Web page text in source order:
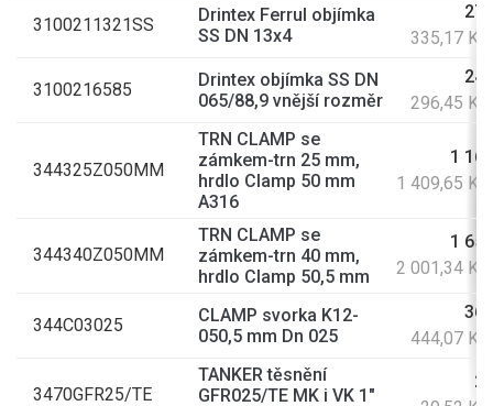
3100211321SS
Drintex Ferrul objímka
SS DN 13x4
335,17 Kč
3100216585
Drintex objímka SS DN
065/88,9 vnější rozměr
296,45 Kč
344325Z050MM
TRN CLAMP se
zámkem-trn 25 mm,
hrdlo Clamp 50 mm
A316
1
1 409,65 Kč
344340Z050MM
TRN CLAMP se
zámkem-trn 40 mm,
hrdlo Clamp 50,5 mm
1
2 001,34 Kč
344C03025
CLAMP svorka K12-
050,5 mm Dn 025
444,07 Kč
3470GFR25/TE
TANKER těsnění
GFR025/TE MK i VK 1"